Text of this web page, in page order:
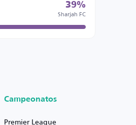
39%
Sharjah FC
Campeonatos
Premier League